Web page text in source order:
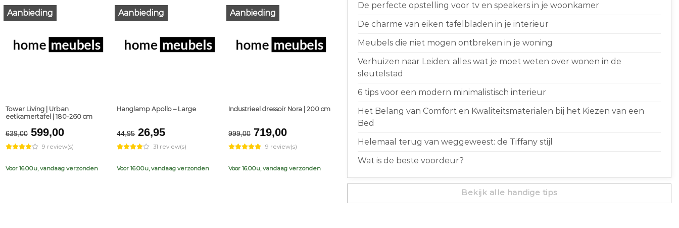
Aanbieding
Tower Living | Urban
eetkamertafel | 180-260 cm
639,00 Original
price
was:
€639,00.
599,00Current
price
is:
€599,00.
9 review(s)
Voor 16.00u, vandaag verzonden
Aanbieding
Hanglamp Apollo – Large
44,95 Original
price
was:
€44,95.
26,95Current
price
is:
€26,95.
31 review(s)
Voor 16.00u, vandaag verzonden
Aanbieding
Industrieel dressoir Nora | 200 cm
999,00 Original
price
was:
€999,00.
719,00Current
price
is:
€719,00.
9 review(s)
Voor 16.00u, vandaag verzonden
De perfecte opstelling voor tv en speakers in je woonkamer
De charme van eiken tafelbladen in je interieur
Meubels die niet mogen ontbreken in je woning
Verhuizen naar Leiden: alles wat je moet weten over wonen in de
sleutelstad
6 tips voor een modern minimalistisch interieur
Het Belang van Comfort en Kwaliteitsmaterialen bij het Kiezen van een
Bed
Helemaal terug van weggeweest: de Tiffany stijl
Wat is de beste voordeur?
Bekijk alle handige tips